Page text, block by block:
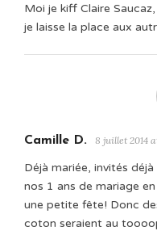
Moi je kiff Claire
je laisse la place aux
Camille D. 8 juillet 2014
Déjà mariée, invités
nos 1 ans de mariage
une petite fête! Donc
coton seraient au